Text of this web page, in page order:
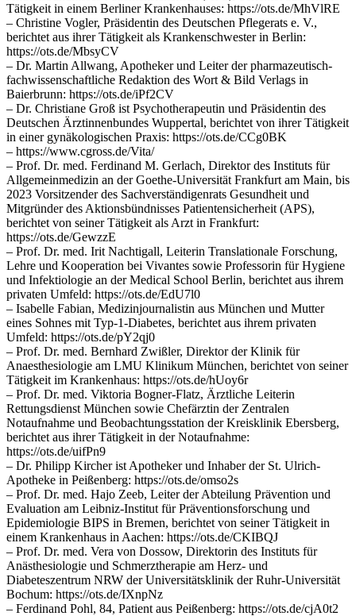
Tätigkeit in einem Berliner Krankenhauses: https://ots.de/MhVlRE
– Christine Vogler, Präsidentin des Deutschen Pflegerats e. V.,
berichtet aus ihrer Tätigkeit als Krankenschwester in Berlin:
https://ots.de/MbsyCV
– Dr. Martin Allwang, Apotheker und Leiter der pharmazeutisch-
fachwissenschaftliche Redaktion des Wort & Bild Verlags in
Baierbrunn: https://ots.de/iPf2CV
– Dr. Christiane Groß ist Psychotherapeutin und Präsidentin des
Deutschen Ärztinnenbundes Wuppertal, berichtet von ihrer Tätigkeit
in einer gynäkologischen Praxis: https://ots.de/CCg0BK
– https://www.cgross.de/Vita/
– Prof. Dr. med. Ferdinand M. Gerlach, Direktor des Instituts für
Allgemeinmedizin an der Goethe-Universität Frankfurt am Main, bis
2023 Vorsitzender des Sachverständigenrats Gesundheit und
Mitgründer des Aktionsbündnisses Patientensicherheit (APS),
berichtet von seiner Tätigkeit als Arzt in Frankfurt:
https://ots.de/GewzzE
– Prof. Dr. med. Irit Nachtigall, Leiterin Translationale Forschung,
Lehre und Kooperation bei Vivantes sowie Professorin für Hygiene
und Infektiologie an der Medical School Berlin, berichtet aus ihrem
privaten Umfeld: https://ots.de/EdU7l0
– Isabelle Fabian, Medizinjournalistin aus München und Mutter
eines Sohnes mit Typ-1-Diabetes, berichtet aus ihrem privaten
Umfeld: https://ots.de/pY2qj0
– Prof. Dr. med. Bernhard Zwißler, Direktor der Klinik für
Anaesthesiologie am LMU Klinikum München, berichtet von seiner
Tätigkeit im Krankenhaus: https://ots.de/hUoy6r
– Prof. Dr. med. Viktoria Bogner-Flatz, Ärztliche Leiterin
Rettungsdienst München sowie Chefärztin der Zentralen
Notaufnahme und Beobachtungsstation der Kreisklinik Ebersberg,
berichtet aus ihrer Tätigkeit in der Notaufnahme:
https://ots.de/uifPn9
– Dr. Philipp Kircher ist Apotheker und Inhaber der St. Ulrich-
Apotheke in Peißenberg: https://ots.de/omso2s
– Prof. Dr. med. Hajo Zeeb, Leiter der Abteilung Prävention und
Evaluation am Leibniz-Institut für Präventionsforschung und
Epidemiologie BIPS in Bremen, berichtet von seiner Tätigkeit in
einem Krankenhaus in Aachen: https://ots.de/CKIBQJ
– Prof. Dr. med. Vera von Dossow, Direktorin des Instituts für
Anästhesiologie und Schmerztherapie am Herz- und
Diabeteszentrum NRW der Universitätsklinik der Ruhr-Universität
Bochum: https://ots.de/IXnpNz
– Ferdinand Pohl, 84, Patient aus Peißenberg: https://ots.de/cjA0t2